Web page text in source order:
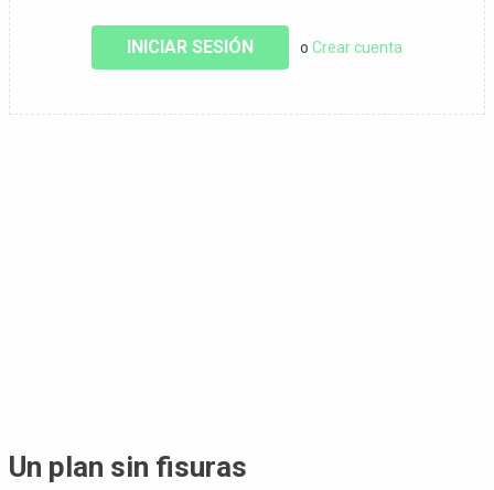
INICIAR SESIÓN o Crear cuenta
Un plan sin fisuras